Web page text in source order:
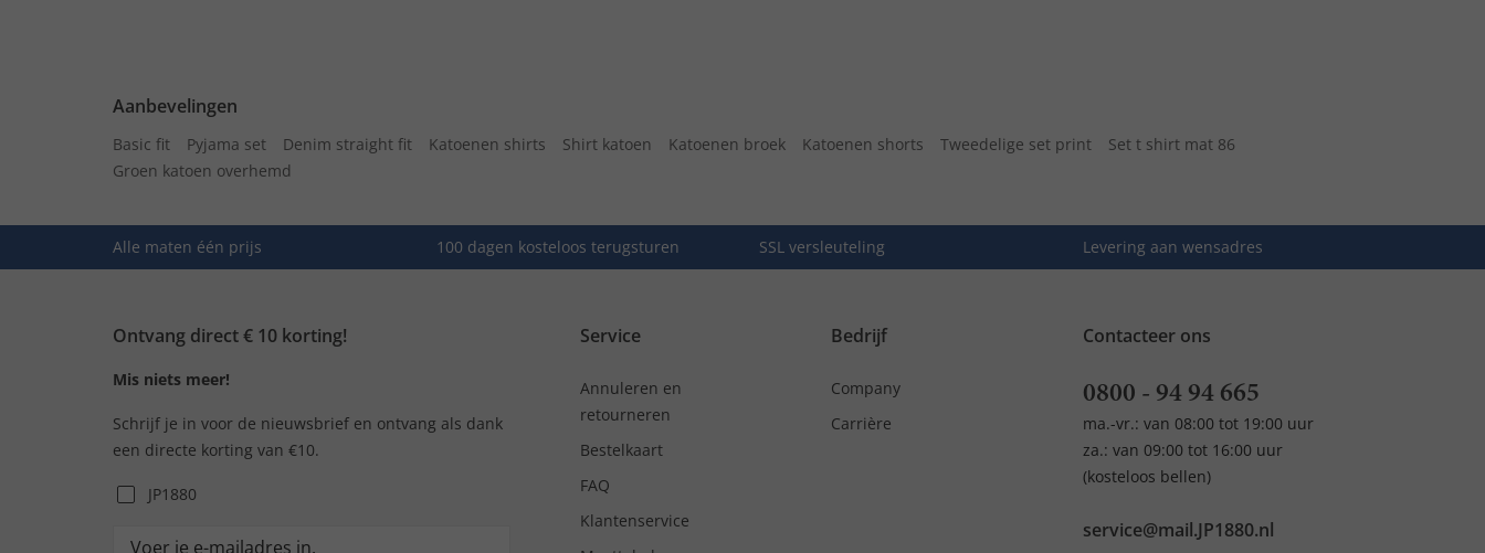
Aanbevelingen
Basic fit Pyjama set Denim straight fit Katoenen shirts Shirt katoen Katoenen broek Katoenen shorts Tweedelige set print
Set t shirt mat 86
Groen katoen overhemd
Alle maten één prijs 100 dagen kosteloos terugsturen SSL versleuteling Levering aan wensadres
Ontvang direct € 10 korting!
Mis niets meer!
Schrijf je in voor de nieuwsbrief en ontvang als dank
een directe korting van €10.
JP1880
Service
Annuleren en
retourneren
Bestelkaart
FAQ
Klantenservice
Bedrijf
Company
Carrière
Contacteer ons
0800 - 94 94 665
ma.-vr.: van 08:00 tot 19:00 uur
za.: van 09:00 tot 16:00 uur
(kosteloos bellen)
service@mail.JP1880.nl